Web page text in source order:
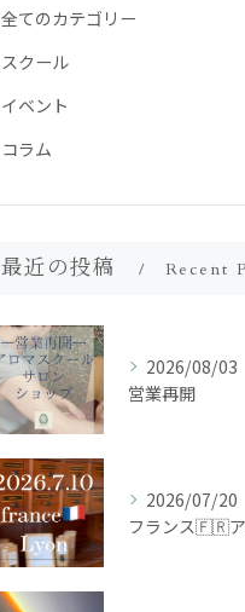
全てのカテゴリー
スクール
イベント
コラム
最近の投稿 Recent
2026/08/03
営業再開
2026/07/20